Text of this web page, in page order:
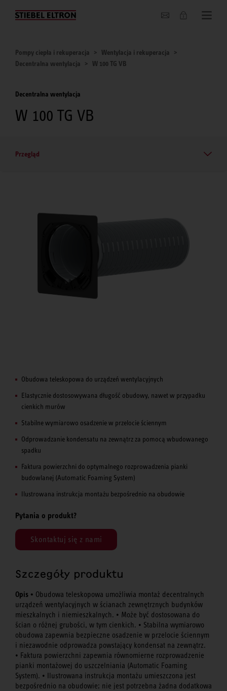
O nas
Pompy ciepła i rekuperacja
Wentylacja i rekuperacja
Decentralna wentylacja
W 100 TG VB
Decentralna wentylacja
W 100 TG VB
Przegląd
Obudowa teleskopowa do urządzeń wentylacyjnych
Elastycznie dostosowywana długość obudowy, nawet w przypadku
cienkich murów
Stabilne wymiarowo osadzenie w przelocie ściennym
Odprowadzanie kondensatu na zewnątrz za pomocą wbudowanego
spadku
Faktura powierzchni do optymalnego rozprowadzenia pianki
budowlanej (Automatic Foaming System)
Ilustrowana instrukcja montażu bezpośrednio na obudowie
Pytania o produkt?
Skontaktuj się z nami
Szczegóły produktu
Opis • Obudowa teleskopowa umożliwia montaż decentralnych
urządzeń wentylacyjnych w ścianach zewnętrznych budynków
mieszkalnych i niemieszkalnych. • Może być dostosowana do
ścian o różnej grubości, w tym cienkich. • Stabilna wymiarowo
obudowa zapewnia bezpieczne osadzenie w przelocie ściennym
i niezawodnie odprowadza powstający kondensat na zewnątrz.
• Faktura powierzchni zapewnia równomierne rozprowadzenie
pianki montażowej do uszczelniania (Automatic Foaming
System). • Ilustrowana instrukcja montażu umieszczona jest
bezpośrednio na obudowie; nie jest potrzebna żadna dodatkowa